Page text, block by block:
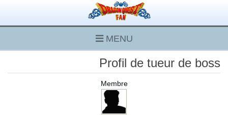
MENU
Profil de tueur de boss
Membre